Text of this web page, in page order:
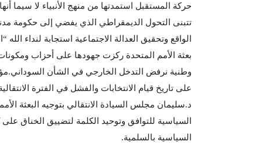
حركة المستقبل استمدتها من منهج الأنبياء لا سيما
تتبنى التحول الديمقراطي الذي يفضي إلى حكومة
الواقع وتحقيق العدالة الاجتماعية استجابة
بعثة الأمم المتحدة ركزت جهودها على أحزاب
وطنية نرفض التدخل الخارجي في الشأن
على تاريخ قيام الانتخابات والفشل في الفترة
د.سليمان مجلس السيادة الانتقالي بتوجيه البعثة
السياسية للتوافق وتوحيد الكلمة لتضييق الخناق
السياسية بالسلمية.